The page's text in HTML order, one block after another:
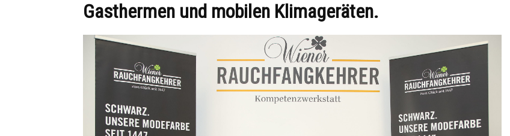
Gasthermen und mobilen Klimageräten.